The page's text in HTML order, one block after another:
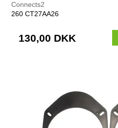
Connects2
260 CT27AA26
130,00 DKK